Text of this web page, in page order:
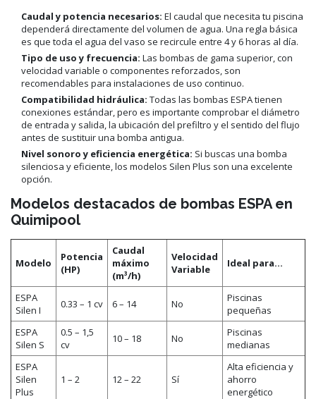
Caudal y potencia necesarios: El caudal que necesita tu piscina
dependerá directamente del volumen de agua. Una regla básica
es que toda el agua del vaso se recircule entre 4 y 6 horas al día.
Tipo de uso y frecuencia: Las bombas de gama superior, con
velocidad variable o componentes reforzados, son
recomendables para instalaciones de uso continuo.
Compatibilidad hidráulica: Todas las bombas ESPA tienen
conexiones estándar, pero es importante comprobar el diámetro
de entrada y salida, la ubicación del prefiltro y el sentido del flujo
antes de sustituir una bomba antigua.
Nivel sonoro y eficiencia energética: Si buscas una bomba
silenciosa y eficiente, los modelos Silen Plus son una excelente
opción.
Modelos destacados de bombas ESPA en
Quimipool
Modelo
Potencia
(HP)
Caudal
máximo
(m³/h)
Velocidad
Variable
Ideal para…
ESPA
Silen I
0.33 – 1 cv 6 – 14 No
Piscinas
pequeñas
ESPA
Silen S
0.5 – 1,5
cv
10 – 18 No
Piscinas
medianas
ESPA
Silen
Plus
1 – 2 12 – 22 Sí
Alta eficiencia y
ahorro
energético